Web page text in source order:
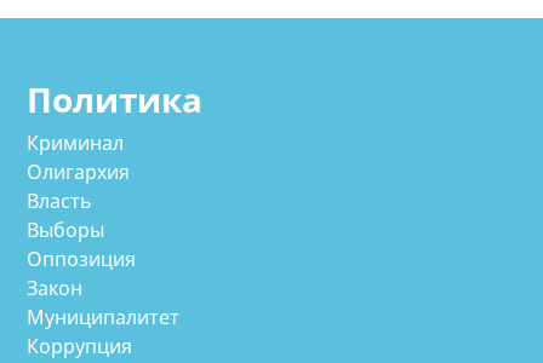
Политика
Криминал
Олигархия
Власть
Выборы
Оппозиция
Закон
Муниципалитет
Коррупция